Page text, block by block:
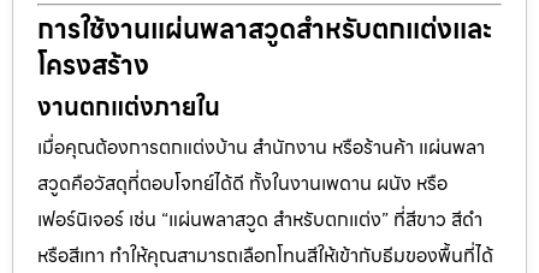
การใช้งานแผ่นพลาสวูดสำหรับตกแต่งและ
โครงสร้าง
งานตกแต่งภายใน
เมื่อคุณต้องการตกแต่งบ้าน สำนักงาน หรือร้านค้า แผ่นพลา
สวูดคือวัสดุที่ตอบโจทย์ได้ดี ทั้งในงานเพดาน ผนัง หรือ
เฟอร์นิเจอร์ เช่น “แผ่นพลาสวูด สำหรับตกแต่ง” ที่สีขาว สีดำ
หรือสีเทา ทำให้คุณสามารถเลือกโทนสีให้เข้ากับธีมของพื้นที่ได้